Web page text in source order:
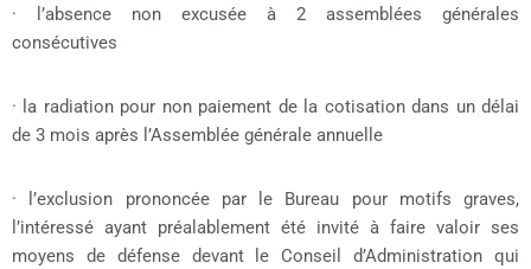
· l’absence non excusée à 2 assemblées générales
consécutives
· la radiation pour non paiement de la cotisation dans un délai
de 3 mois après l’Assemblée générale annuelle
· l’exclusion prononcée par le Bureau pour motifs graves,
l’intéressé ayant préalablement été invité à faire valoir ses
moyens de défense devant le Conseil d’Administration qui